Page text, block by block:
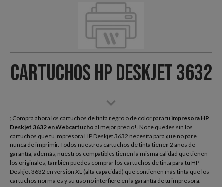
Cartuchos HP Deskjet 3632
¡Compra ahora los cartuchos de tinta negro o de color para tu impresora HP
Deskjet 3632 en Webcartucho al mejor precio!. No te quedes sin los
cartuchos que tu impresora HP Deskjet 3632 necesita para que no pare
nunca de imprimir. Todos nuestros cartuchos de tinta tienen 2 años de
garantía, además, nuestros compatibles tienen la misma calidad que tienen
los originales, también puedes comprar los cartuchos de tinta para tu HP
Deskjet 3632 en versión XL (alta capacidad) que contienen más tinta que los
cartuchos normales y su uso no interfiere en la garantía de tu impresora.